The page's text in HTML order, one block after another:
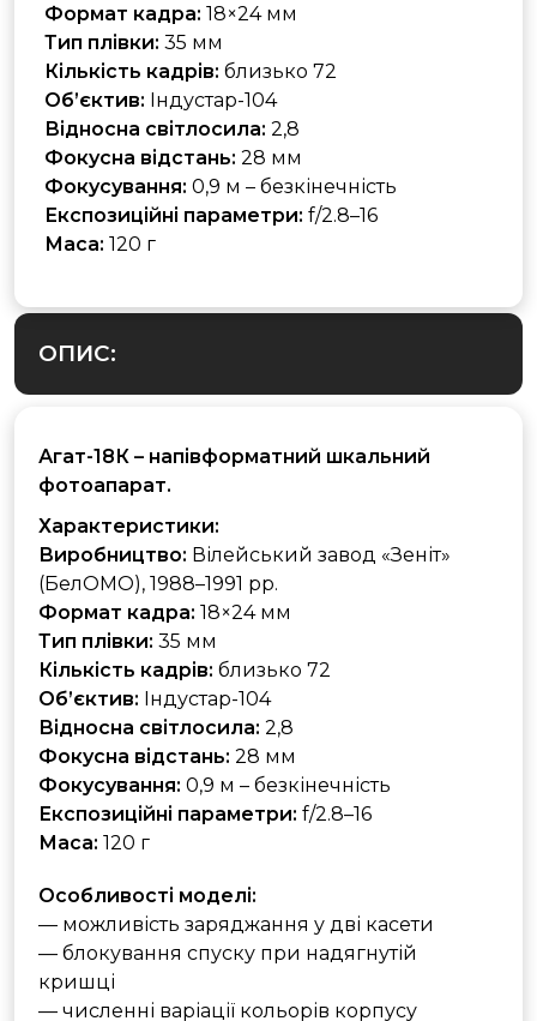
Формат кадра: 18×24 мм
Тип плівки: 35 мм
Кількість кадрів: близько 72
Об’єктив: Індустар-104
Відносна світлосила: 2,8
Фокусна відстань: 28 мм
Фокусування: 0,9 м – безкінечність
Експозиційні параметри: f/2.8–16
Маса: 120 г
ОПИС:
Агат-18К– напівформатний шкальний
фотоапарат.
Характеристики:
Виробництво: Вілейський завод «Зеніт»
(БелОМО), 1988–1991 рр.
Формат кадра: 18×24 мм
Тип плівки: 35 мм
Кількість кадрів: близько 72
Об’єктив: Індустар-104
Відносна світлосила: 2,8
Фокусна відстань: 28 мм
Фокусування: 0,9 м – безкінечність
Експозиційні параметри: f/2.8–16
Маса: 120 г
Особливості моделі:
— можливість заряджання у дві касети
— блокування спуску при надягнутій
кришці
— численні варіації кольорів корпусу